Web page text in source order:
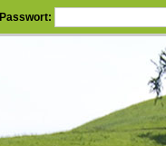
Passwort: